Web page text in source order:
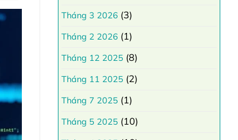
Tháng 3 2026 (3)
Tháng 2 2026 (1)
Tháng 12 2025 (8)
Tháng 11 2025 (2)
Tháng 7 2025 (1)
Tháng 5 2025 (10)